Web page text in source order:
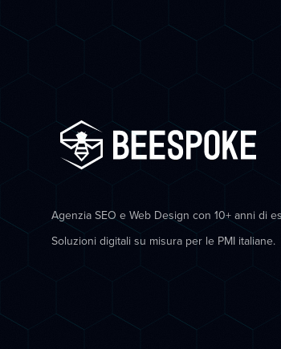
Agenzia SEO e Web Design con 10+ anni di
Soluzioni digitali su misura per le PMI italiane.